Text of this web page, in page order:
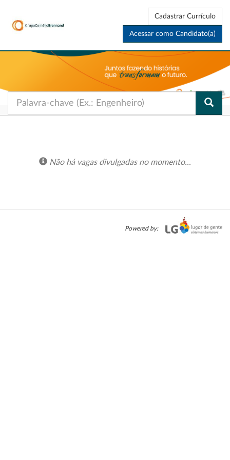
Cadastrar Currículo
Acessar como Candidato(a)
Não há vagas divulgadas no momento...
Powered by: